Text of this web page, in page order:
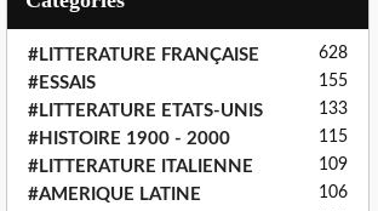
#LITTERATURE FRANÇAISE 628
#ESSAIS 155
#LITTERATURE ETATS-UNIS 133
#HISTOIRE 1900 - 2000 115
#LITTERATURE ITALIENNE 109
#AMERIQUE LATINE 106